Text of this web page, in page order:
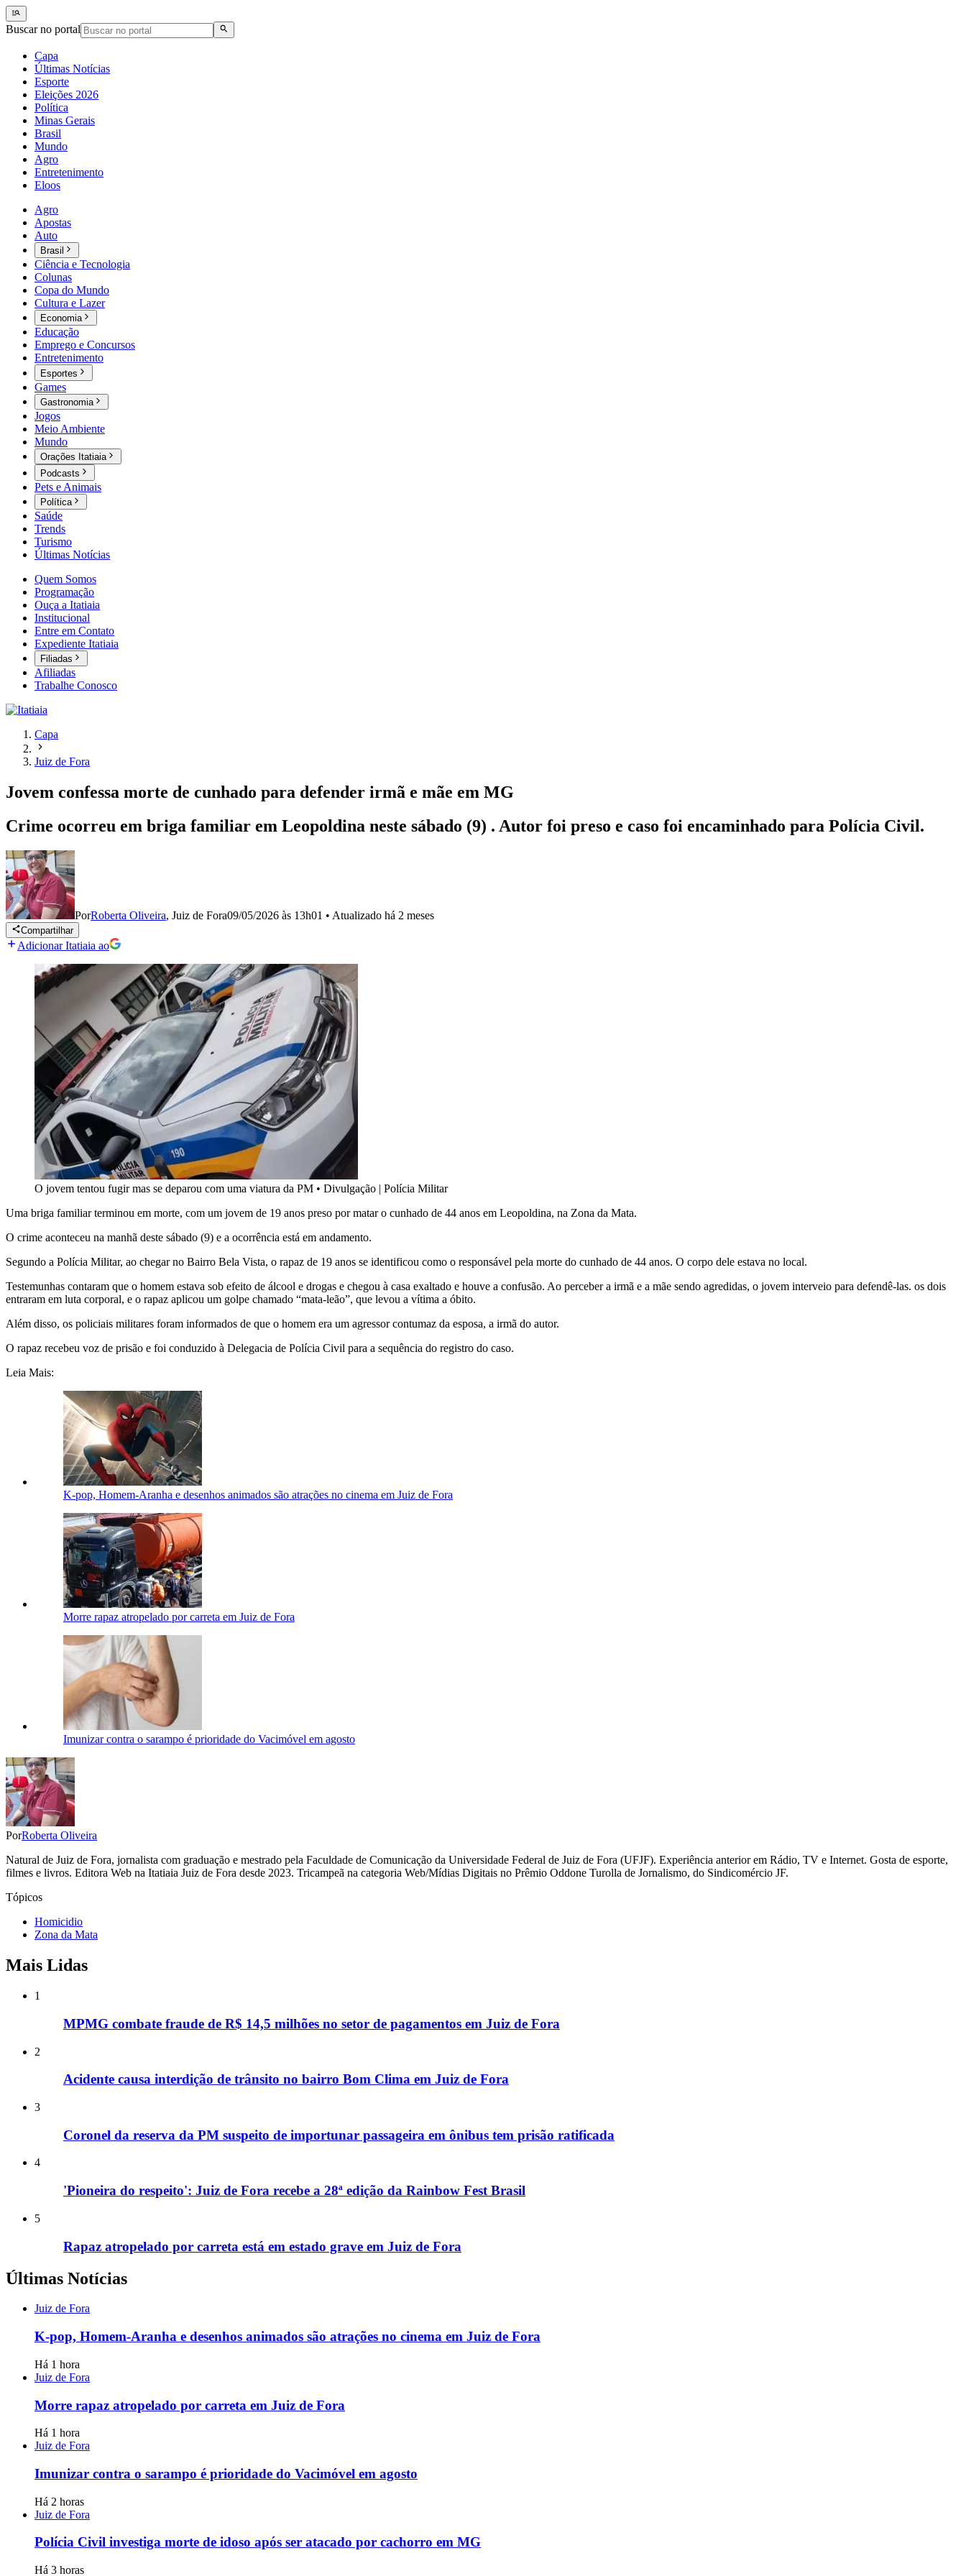
Buscar no portal
Capa
Últimas Notícias
Esporte
Eleições 2026
Política
Minas Gerais
Brasil
Mundo
Agro
Entretenimento
Eloos
Agro
Apostas
Auto
Brasil
Ciência e Tecnologia
Colunas
Copa do Mundo
Cultura e Lazer
Economia
Educação
Emprego e Concursos
Entretenimento
Esportes
Games
Gastronomia
Jogos
Meio Ambiente
Mundo
Orações Itatiaia
Podcasts
Pets e Animais
Política
Saúde
Trends
Turismo
Últimas Notícias
Quem Somos
Programação
Ouça a Itatiaia
Institucional
Entre em Contato
Expediente Itatiaia
Filiadas
Afiliadas
Trabalhe Conosco
Capa
Juiz de Fora
Jovem confessa morte de cunhado para defender irmã e mãe em MG
Crime ocorreu em briga familiar em Leopoldina neste sábado (9) . Autor foi preso e caso foi encaminhado para Polícia Civil.
PorRoberta Oliveira, Juiz de Fora09/05/2026 às 13h01 • Atualizado há 2 meses
Compartilhar
Adicionar Itatiaia ao
O jovem tentou fugir mas se deparou com uma viatura da PM • Divulgação | Polícia Militar
Uma briga familiar terminou em morte, com um jovem de 19 anos preso por matar o cunhado de 44 anos em Leopoldina, na Zona da Mata.
O crime aconteceu na manhã deste sábado (9) e a ocorrência está em andamento.
Segundo a Polícia Militar, ao chegar no Bairro Bela Vista, o rapaz de 19 anos se identificou como o responsável pela morte do cunhado de 44 anos. O corpo dele estava no local.
Testemunhas contaram que o homem estava sob efeito de álcool e drogas e chegou à casa exaltado e houve a confusão. Ao perceber a irmã e a mãe sendo agredidas, o jovem interveio para defendê-las. os dois
entraram em luta corporal, e o rapaz aplicou um golpe chamado “mata-leão”, que levou a vítima a óbito.
Além disso, os policiais militares foram informados de que o homem era um agressor contumaz da esposa, a irmã do autor.
O rapaz recebeu voz de prisão e foi conduzido à Delegacia de Polícia Civil para a sequência do registro do caso.
Leia Mais:
K-pop, Homem-Aranha e desenhos animados são atrações no cinema em Juiz de Fora
Morre rapaz atropelado por carreta em Juiz de Fora
Imunizar contra o sarampo é prioridade do Vacimóvel em agosto
PorRoberta Oliveira
Natural de Juiz de Fora, jornalista com graduação e mestrado pela Faculdade de Comunicação da Universidade Federal de Juiz de Fora (UFJF). Experiência anterior em Rádio, TV e Internet. Gosta de esporte,
filmes e livros. Editora Web na Itatiaia Juiz de Fora desde 2023. Tricampeã na categoria Web/Mídias Digitais no Prêmio Oddone Turolla de Jornalismo, do Sindicomércio JF.
Tópicos
Homicidio
Zona da Mata
Mais Lidas
1
MPMG combate fraude de R$ 14,5 milhões no setor de pagamentos em Juiz de Fora
2
Acidente causa interdição de trânsito no bairro Bom Clima em Juiz de Fora
3
Coronel da reserva da PM suspeito de importunar passageira em ônibus tem prisão ratificada
4
'Pioneira do respeito': Juiz de Fora recebe a 28ª edição da Rainbow Fest Brasil
5
Rapaz atropelado por carreta está em estado grave em Juiz de Fora
Últimas Notícias
Juiz de Fora
K-pop, Homem-Aranha e desenhos animados são atrações no cinema em Juiz de Fora
Há 1 hora
Juiz de Fora
Morre rapaz atropelado por carreta em Juiz de Fora
Há 1 hora
Juiz de Fora
Imunizar contra o sarampo é prioridade do Vacimóvel em agosto
Há 2 horas
Juiz de Fora
Polícia Civil investiga morte de idoso após ser atacado por cachorro em MG
Há 3 horas